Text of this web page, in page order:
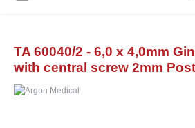
TA 60040/2 - 6,0 x 4,0mm
with central screw 2mm Post